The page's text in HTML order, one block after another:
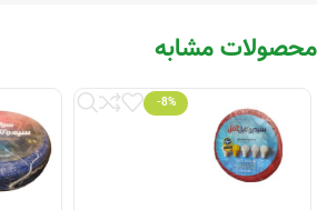
محصولات مشابه
-8%